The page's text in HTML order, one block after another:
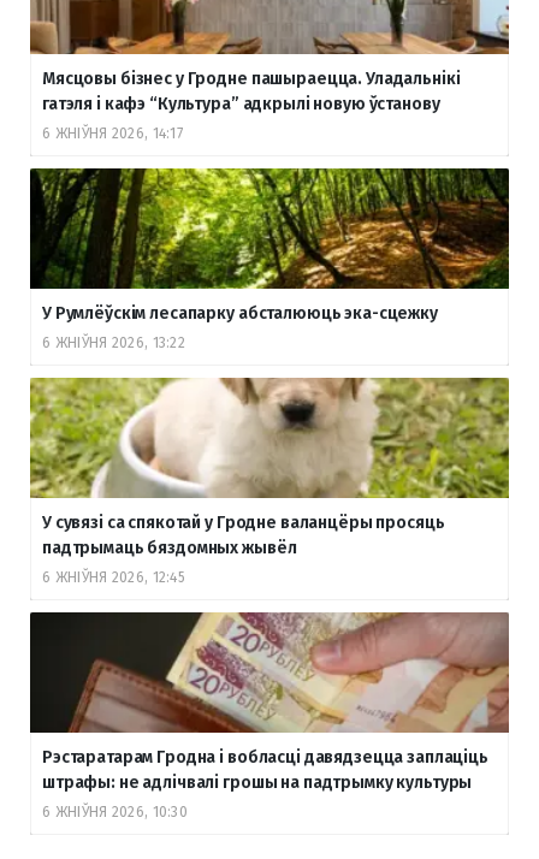
Мясцовы бізнес у Гродне пашыраецца. Уладальнікі
гатэля і кафэ “Культура” адкрылі новую ўстанову
6 ЖНІЎНЯ 2026, 14:17
У Румлёўскім лесапарку абсталююць эка-сцежку
6 ЖНІЎНЯ 2026, 13:22
У сувязі са спякотай у Гродне валанцёры просяць
падтрымаць бяздомных жывёл
6 ЖНІЎНЯ 2026, 12:45
Рэстаратарам Гродна і вобласці давядзецца заплаціць
штрафы: не адлічвалі грошы на падтрымку культуры
6 ЖНІЎНЯ 2026, 10:30